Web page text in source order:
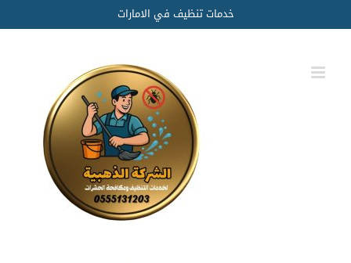
to
content
خدمات تنظيف في الامارات